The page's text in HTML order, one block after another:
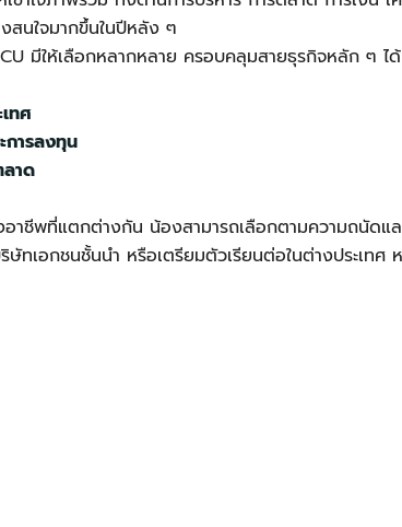
สนใจมากขึ้นในปีหลัง ๆ
มีให้เลือกหลากหลาย ครอบคลุมสายธุรกิจหลัก ๆ ไ
ทศ
การลงทุน
ลาด
อาชีพที่แตกต่างกัน น้องสามารถเลือกตามความถนัดแล
ทเอกชนชั้นนำ หรือเตรียมตัวเรียนต่อในต่างประเทศ